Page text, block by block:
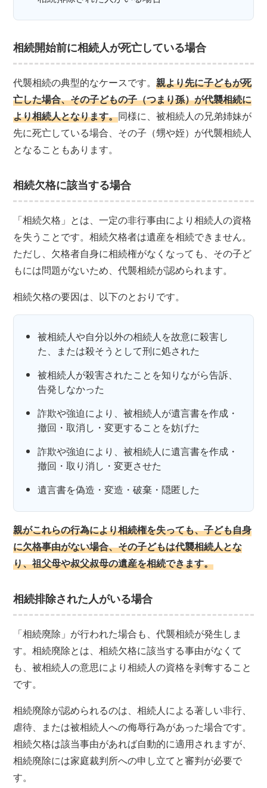
相続開始前に相続人が死亡している場合
代襲相続の典型的なケースです。親より先に子どもが死
亡した場合、その子どもの子（つまり孫）が代襲相続に
より相続人となります。同様に、被相続人の兄弟姉妹が
先に死亡している場合、その子（甥や姪）が代襲相続人
となることもあります。
相続欠格に該当する場合
「相続欠格」とは、一定の非行事由により相続人の資格
を失うことです。相続欠格者は遺産を相続できません。
ただし、欠格者自身に相続権がなくなっても、その子ど
もには問題がないため、代襲相続が認められます。
相続欠格の要因は、以下のとおりです。
被相続人や自分以外の相続人を故意に殺害し
た、または殺そうとして刑に処された
被相続人が殺害されたことを知りながら告訴、
告発しなかった
詐欺や強迫により、被相続人が遺言書を作成・
撤回・取消し・変更することを妨げた
詐欺や強迫により、被相続人に遺言書を作成・
撤回・取り消し・変更させた
遺言書を偽造・変造・破棄・隠匿した
親がこれらの行為により相続権を失っても、子ども自身
に欠格事由がない場合、その子どもは代襲相続人とな
り、祖父母や叔父叔母の遺産を相続できます。
相続排除された人がいる場合
「相続廃除」が行われた場合も、代襲相続が発生しま
す。相続廃除とは、相続欠格に該当する事由がなくて
も、被相続人の意思により相続人の資格を剥奪すること
です。
相続廃除が認められるのは、相続人による著しい非行、
虐待、または被相続人への侮辱行為があった場合です。
相続欠格は該当事由があれば自動的に適用されますが、
相続廃除には家庭裁判所への申し立てと審判が必要で
す。